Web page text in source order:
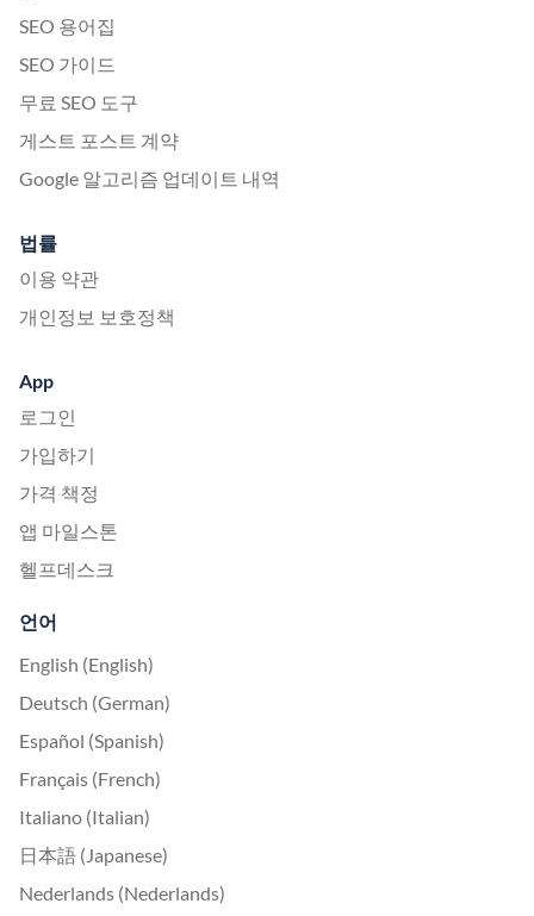
SEO 용어집
SEO 가이드
무료 SEO 도구
게스트 포스트 계약
Google 알고리즘 업데이트 내역
법률
이용 약관
개인정보 보호정책
App
로그인
가입하기
가격 책정
앱 마일스톤
헬프데스크
언어
English (English)
Deutsch (German)
Español (Spanish)
Français (French)
Italiano (Italian)
日本語 (Japanese)
Nederlands (Nederlands)